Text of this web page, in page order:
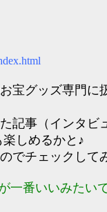
宝グッズ専門に
記事（インタビ
しめるかと♪
でチェックして
一番いいみたい